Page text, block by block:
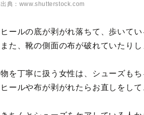
出典：www.shutterstock.com
ヒールの底が剥がれ落ちて、歩いて
また、靴の側面の布が破れていたりし
物を丁寧に扱う女性は、シューズもち
ヒールや布が剥がれたらお直しをし